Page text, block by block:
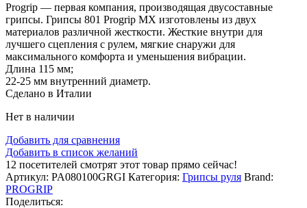
Progrip — первая компания, производящая двусоставные
грипсы. Грипсы 801 Progrip MX изготовлены из двух
материалов различной жесткости. Жесткие внутри для
лучшего сцепления с рулем, мягкие снаружи для
максимального комфорта и уменьшения вибрации.
Длина 115 мм;
22-25 мм внутренний диаметр.
Сделано в Италии
Нет в наличии
Добавить для сравнения
Добавить в список желаний
12 посетителей смотрят этот товар прямо сейчас!
Артикул: PA080100GRGI Категория: Грипсы руля Brand:
PROGRIP
Поделиться: